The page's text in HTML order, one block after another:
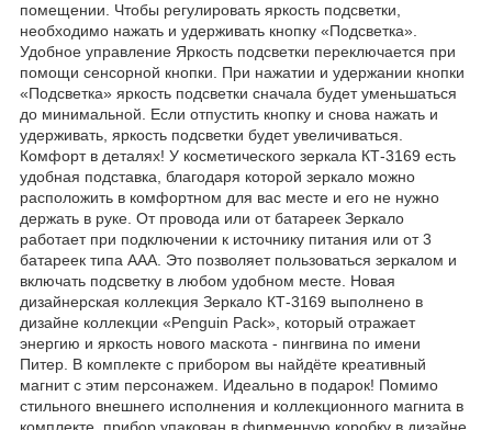
помещении. Чтобы регулировать яркость подсветки,
необходимо нажать и удерживать кнопку «Подсветка».
Удобное управление Яркость подсветки переключается при
помощи сенсорной кнопки. При нажатии и удержании кнопки
«Подсветка» яркость подсветки сначала будет уменьшаться
до минимальной. Если отпустить кнопку и снова нажать и
удерживать, яркость подсветки будет увеличиваться.
Комфорт в деталях! У косметического зеркала КТ-3169 есть
удобная подставка, благодаря которой зеркало можно
расположить в комфортном для вас месте и его не нужно
держать в руке. От провода или от батареек Зеркало
работает при подключении к источнику питания или от 3
батареек типа ААА. Это позволяет пользоваться зеркалом и
включать подсветку в любом удобном месте. Новая
дизайнерская коллекция Зеркало КТ-3169 выполнено в
дизайне коллекции «Penguin Pack», который отражает
энергию и яркость нового маскота - пингвина по имени
Питер. В комплекте с прибором вы найдёте креативный
магнит с этим персонажем. Идеально в подарок! Помимо
стильного внешнего исполнения и коллекционного магнита в